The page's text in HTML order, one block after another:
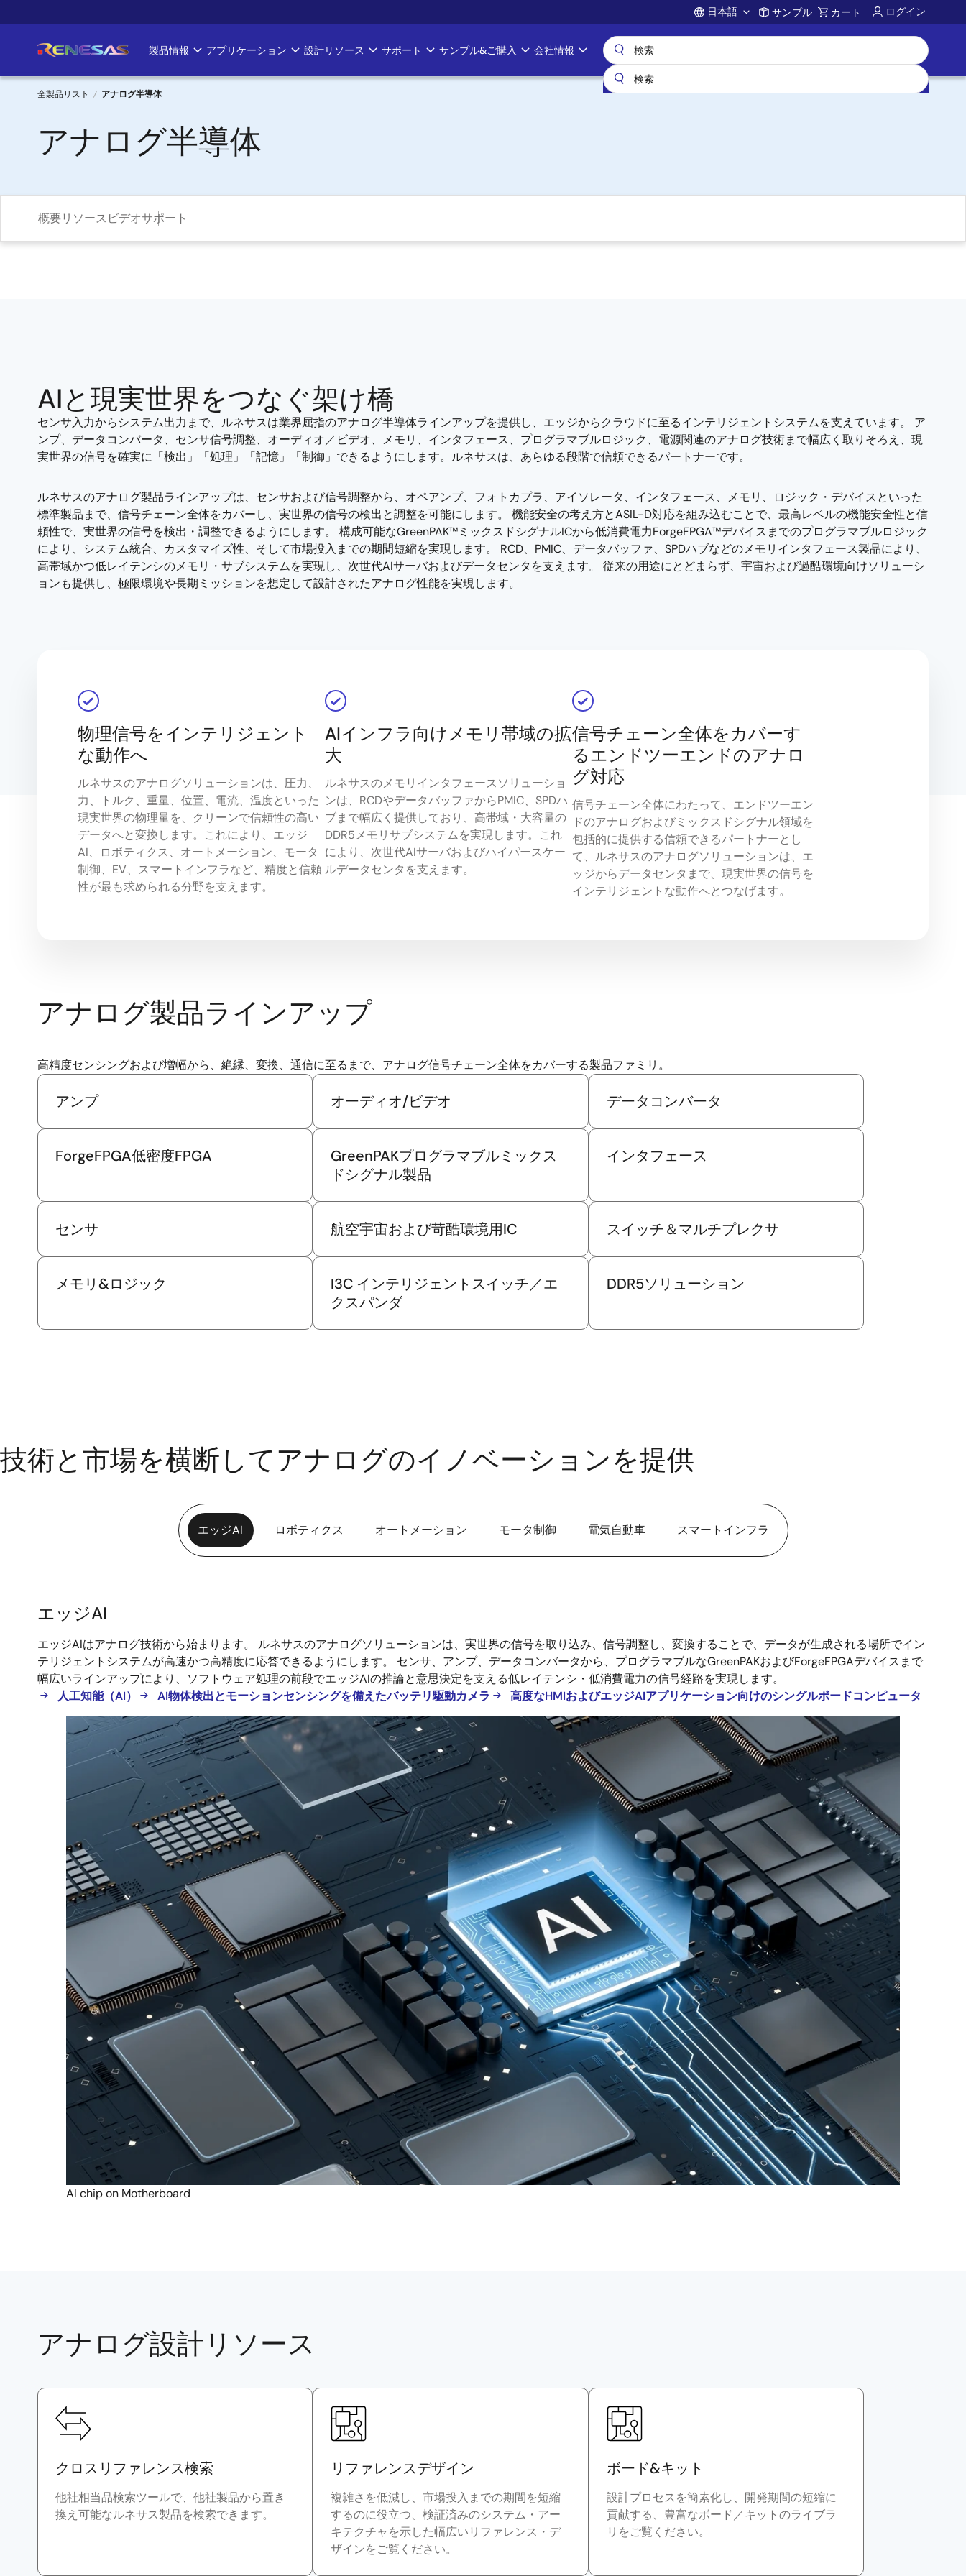
イ
ン
Account
日本語 サンプル カート ログイン
Main
navigation
製品情報 アプリケーション 設計リソース サポート サンプル&ご購入 会社情報
パ
ン
く
ず
全製品リスト アナログ半導体
アナログ半導体
概要リソース ビデオサポート
AIと現実世界をつなぐ架け橋
センサ入力からシステム出力まで、ルネサスは業界屈指のアナログ半導体ラインアップを提供し、エッジからクラウドに至るインテリジェントシステムを支えています。 ア
ンプ、データコンバータ、センサ信号調整、オーディオ／ビデオ、メモリ、インタフェース、プログラマブルロジック、電源関連のアナログ技術まで幅広く取りそろえ、現
実世界の信号を確実に「検出」「処理」「記憶」「制御」できるようにします。ルネサスは、あらゆる段階で信頼できるパートナーです。
ルネサスのアナログ製品ラインアップは、センサおよび信号調整から、オペアンプ、フォトカプラ、アイソレータ、インタフェース、メモリ、ロジック・デバイスといった
標準製品まで、信号チェーン全体をカバーし、実世界の信号の検出と調整を可能にします。 機能安全の考え方とASIL-D対応を組み込むことで、最高レベルの機能安全性と信
頼性で、実世界の信号を検出・調整できるようにします。 構成可能なGreenPAK™ミックスドシグナルICから低消費電力ForgeFPGA™デバイスまでのプログラマブルロジック
により、システム統合、カスタマイズ性、そして市場投入までの期間短縮を実現します。 RCD、PMIC、データバッファ、SPDハブなどのメモリインタフェース製品により、
高帯域かつ低レイテンシのメモリ・サブシステムを実現し、次世代AIサーバおよびデータセンタを支えます。 従来の用途にとどまらず、宇宙および過酷環境向けソリューシ
ョンも提供し、極限環境や長期ミッションを想定して設計されたアナログ性能を実現します。
物理信号をインテリジェント
な動作へ
ルネサスのアナログソリューションは、圧力、
力、トルク、重量、位置、電流、温度といった
現実世界の物理量を、クリーンで信頼性の高い
データへと変換します。これにより、エッジ
AI、ロボティクス、オートメーション、モータ
制御、EV、スマートインフラなど、精度と信頼
性が最も求められる分野を支えます。
AIインフラ向けメモリ帯域の拡
大
ルネサスのメモリインタフェースソリューショ
ンは、RCDやデータバッファからPMIC、SPDハ
ブまで幅広く提供しており、高帯域・大容量の
DDR5メモリサブシステムを実現します。これ
により、次世代AIサーバおよびハイパースケー
ルデータセンタを支えます。
信号チェーン全体をカバーす
るエンドツーエンドのアナロ
グ対応
信号チェーン全体にわたって、エンドツーエン
ドのアナログおよびミックスドシグナル領域を
包括的に提供する信頼できるパートナーとし
て、ルネサスのアナログソリューションは、エ
ッジからデータセンタまで、現実世界の信号を
インテリジェントな動作へとつなげます。
アナログ製品ラインアップ
高精度センシングおよび増幅から、絶縁、変換、通信に至るまで、アナログ信号チェーン全体をカバーする製品ファミリ。
アンプ オーディオ/ビデオ データコンバータ
ForgeFPGA低密度FPGA
GreenPAKプログラマブルミックス
ドシグナル製品
インタフェース
センサ 航空宇宙および苛酷環境用IC スイッチ＆マルチプレクサ
メモリ&ロジック
I3C インテリジェントスイッチ／エ
クスパンダ
DDR5ソリューション
技術と市場を横断してアナログのイノベーションを提供
エッジAI ロボティクス オートメーション モータ制御 電気自動車 スマートインフラ
ッ
ジ
AI
エッジAI
エッジAIはアナログ技術から始まります。 ルネサスのアナログソリューションは、実世界の信号を取り込み、信号調整し、変換することで、データが生成される場所でイン
テリジェントシステムが高速かつ高精度に応答できるようにします。 センサ、アンプ、データコンバータから、プログラマブルなGreenPAKおよびForgeFPGAデバイスまで
幅広いラインアップにより、ソフトウェア処理の前段でエッジAIの推論と意思決定を支える低レイテンシ・低消費電力の信号経路を実現します。
人工知能（AI）
AI物体検出とモーションセンシングを備えたバッテリ駆動カメラ 高度なHMIおよびエッジAIアプリケーション向けのシングルボードコンピュータ
AI chip on Motherboard
アナログ設計リソース
クロスリファレンス検索
他社相当品検索ツールで、他社製品から置き
換え可能なルネサス製品を検索できます。
リファレンスデザイン
複雑さを低減し、市場投入までの期間を短縮
するのに役立つ、検証済みのシステム・アー
キテクチャを示した幅広いリファレンス・デ
ザインをご覧ください。
ボード&キット
設計プロセスを簡素化し、開発期間の短縮に
貢献する、豊富なボード／キットのライブラ
リをご覧ください。